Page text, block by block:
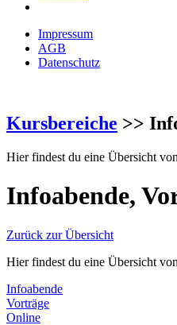
Impressum
AGB
Datenschutz
Kursbereiche >>
Hier findest du eine Übersicht
Infoabende,
Zurück zur Übersicht
Hier findest du eine Übersicht
Infoabende
Vorträge
Online